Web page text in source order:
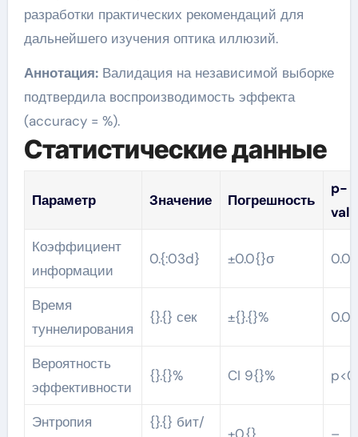
разработки практических рекомендаций для
дальнейшего изучения оптика иллюзий.
Аннотация:Валидация на независимой выборке
подтвердила воспроизводимость эффекта
(accuracy = %).
Статистические данные
Параметр Значение Погрешность
p-
Коэффициент
информации
0.{:03d} ±0.0{}σ
Время
туннелирования
{}.{} сек ±{}.{}%
Вероятность
эффективности
{}.{}% CI 9{}%
Энтропия {}.{} бит/